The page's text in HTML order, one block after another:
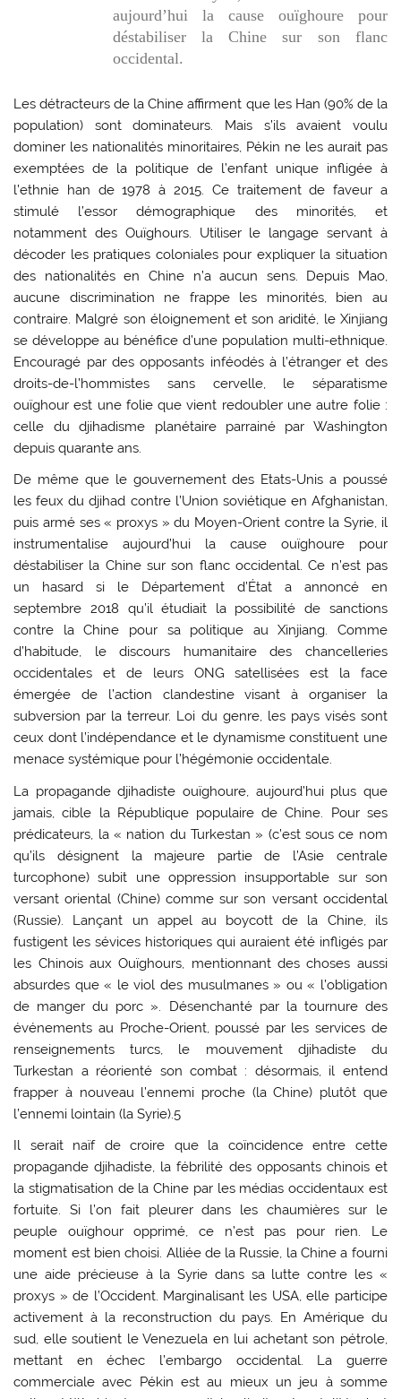
aujourd’hui la cause ouïghoure pour
déstabiliser la Chine sur son flanc
occidental.
Les détracteurs de la Chine affirment que les Han (90% de la
population) sont dominateurs. Mais s’ils avaient voulu
dominer les nationalités minoritaires, Pékin ne les aurait pas
exemptées de la politique de l’enfant unique infligée à
l’ethnie han de 1978 à 2015. Ce traitement de faveur a
stimulé l’essor démographique des minorités, et
notamment des Ouïghours. Utiliser le langage servant à
décoder les pratiques coloniales pour expliquer la situation
des nationalités en Chine n’a aucun sens. Depuis Mao,
aucune discrimination ne frappe les minorités, bien au
contraire. Malgré son éloignement et son aridité, le Xinjiang
se développe au bénéfice d’une population multi-ethnique.
Encouragé par des opposants inféodés à l’étranger et des
droits-de-l’hommistes sans cervelle, le séparatisme
ouïghour est une folie que vient redoubler une autre folie :
celle du djihadisme planétaire parrainé par Washington
depuis quarante ans.
De même que le gouvernement des Etats-Unis a poussé
les feux du djihad contre l’Union soviétique en Afghanistan,
puis armé ses « proxys » du Moyen-Orient contre la Syrie, il
instrumentalise aujourd’hui la cause ouïghoure pour
déstabiliser la Chine sur son flanc occidental. Ce n’est pas
un hasard si le Département d’État a annoncé en
septembre 2018 qu’il étudiait la possibilité de sanctions
contre la Chine pour sa politique au Xinjiang. Comme
d’habitude, le discours humanitaire des chancelleries
occidentales et de leurs ONG satellisées est la face
émergée de l’action clandestine visant à organiser la
subversion par la terreur. Loi du genre, les pays visés sont
ceux dont l’indépendance et le dynamisme constituent une
menace systémique pour l’hégémonie occidentale.
La propagande djihadiste ouïghoure, aujourd’hui plus que
jamais, cible la République populaire de Chine. Pour ses
prédicateurs, la « nation du Turkestan » (c’est sous ce nom
qu’ils désignent la majeure partie de l’Asie centrale
turcophone) subit une oppression insupportable sur son
versant oriental (Chine) comme sur son versant occidental
(Russie). Lançant un appel au boycott de la Chine, ils
fustigent les sévices historiques qui auraient été infligés par
les Chinois aux Ouïghours, mentionnant des choses aussi
absurdes que « le viol des musulmanes » ou « l’obligation
de manger du porc ». Désenchanté par la tournure des
événements au Proche-Orient, poussé par les services de
renseignements turcs, le mouvement djihadiste du
Turkestan a réorienté son combat : désormais, il entend
frapper à nouveau l’ennemi proche (la Chine) plutôt que
l’ennemi lointain (la Syrie).5
Il serait naïf de croire que la coïncidence entre cette
propagande djihadiste, la fébrilité des opposants chinois et
la stigmatisation de la Chine par les médias occidentaux est
fortuite. Si l’on fait pleurer dans les chaumières sur le
peuple ouïghour opprimé, ce n’est pas pour rien. Le
moment est bien choisi. Alliée de la Russie, la Chine a fourni
une aide précieuse à la Syrie dans sa lutte contre les «
proxys » de l’Occident. Marginalisant les USA, elle participe
activement à la reconstruction du pays. En Amérique du
sud, elle soutient le Venezuela en lui achetant son pétrole,
mettant en échec l’embargo occidental. La guerre
commerciale avec Pékin est au mieux un jeu à somme